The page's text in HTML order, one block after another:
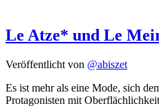
Le Atze* und Le
Veröffentlicht von @abiszet
Es ist mehr als eine Mode, sich
Protagonisten mit